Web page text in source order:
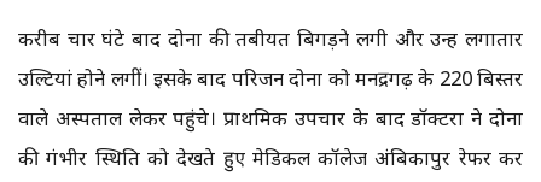
करीब चार घंटे बाद दोनों की तबीयत बिगड़ने लगी और उन्हें लगातार
उल्टियां होने लगीं। इसके बाद परिजन दोनों को मनेंद्रगढ़ के 220 बिस्तर
वाले अस्पताल लेकर पहुंचे। प्राथमिक उपचार के बाद डॉक्टरों ने दोनों
की गंभीर स्थिति को देखते हुए मेडिकल कॉलेज अंबिकापुर रेफर कर